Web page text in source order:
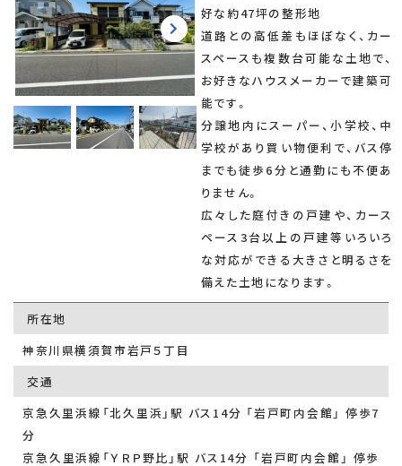
好な約47坪の整形地
道路との高低差もほぼなく、カー
スペースも複数台可能な土地で、
お好きなハウスメーカーで建築可
能です。
分譲地内にスーパー、小学校、中
学校があり買い物便利で、バス停
までも徒歩6分と通勤にも不便あ
りません。
広々した庭付きの戸建や、カース
ペース3台以上の戸建等いろいろ
な対応ができる大きさと明るさを
備えた土地になります。
所在地
神奈川県横須賀市岩戸５丁目
交通
京急久里浜線「北久里浜」駅 バス14分 「岩戸町内会館」 停歩7
分
京急久里浜線「ＹＲＰ野比」駅 バス14分 「岩戸町内会館」 停歩